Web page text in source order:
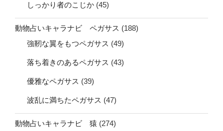
しっかり者のこじか (45)
動物占いキャラナビ ペガサス (188)
強靭な翼をもつペガサス (49)
落ち着きのあるペガサス (43)
優雅なペガサス (39)
波乱に満ちたペガサス (47)
動物占いキャラナビ 猿 (274)